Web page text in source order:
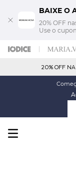
BAIXE O
20% OFF
Use o
20% OFF NA